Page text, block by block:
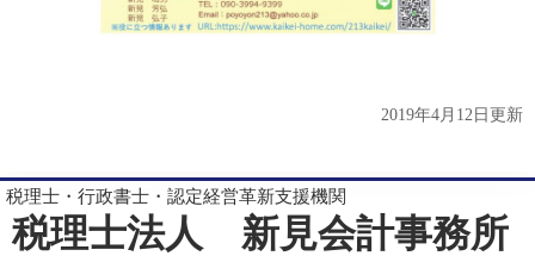
2019年4月12日更新
税理士・行政書士・認定経営革新支援機関
税理士法人 新見会計事務所